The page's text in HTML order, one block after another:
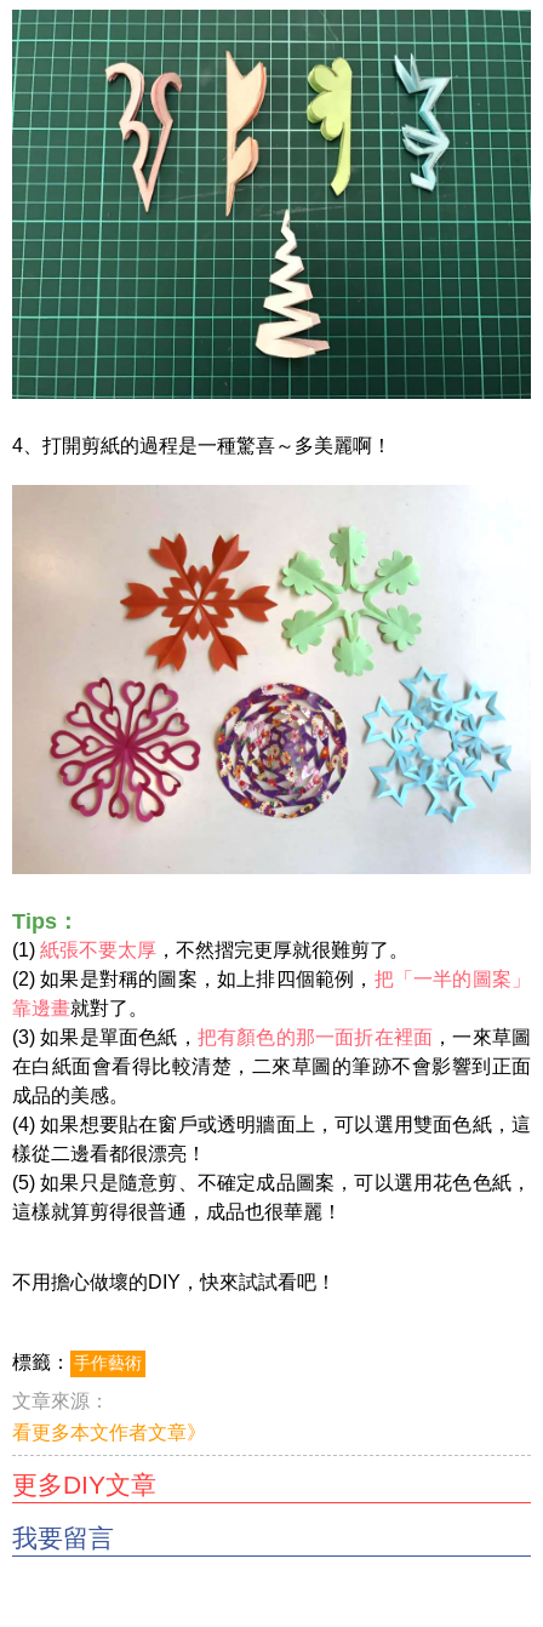
4、打開剪紙的過程是一種驚喜～多美麗啊 ！
Tips：
(1) 紙張不要太厚 ，不然摺完更厚就很難剪了。
(2) 如果是對稱的圖案，如上排四個範例， 把「一半的圖案」
靠邊畫就對了。
(3) 如果是單面色紙， 把有顏色的那一面折在裡面 ，一來草圖
在白紙面會看得比較清楚，二來草圖的筆跡不會影響到正面
成品的美感。
(4) 如果想要貼在窗戶或透明牆面上，可以選用雙面色紙，這
樣從二邊看都很漂亮！
(5) 如果只是隨意剪、不確定成品圖案，可以選用花色色紙，
這樣就算剪得很普通，成品也很華麗！
不用擔心做壞的DIY，快來試試看吧！
標籤： 手作藝術
文章來源：
看更多本文作者文章》
更多DIY文章
我要留言